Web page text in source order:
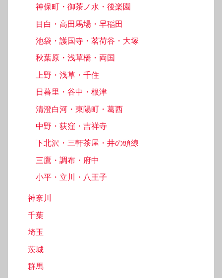
神保町・御茶ノ水・後楽園
目白・高田馬場・早稲田
池袋・護国寺・茗荷谷・大塚
秋葉原・浅草橋・両国
上野・浅草・千住
日暮里・谷中・根津
清澄白河・東陽町・葛西
中野・荻窪・吉祥寺
下北沢・三軒茶屋・井の頭線
三鷹・調布・府中
小平・立川・八王子
神奈川
千葉
埼玉
茨城
群馬